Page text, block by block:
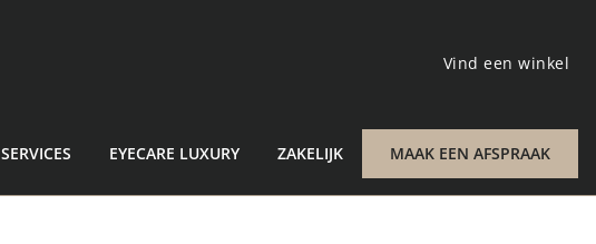
Vind een winkel
SERVICES EYECARE LUXURY ZAKELIJK MAAK EEN AFSPRAAK